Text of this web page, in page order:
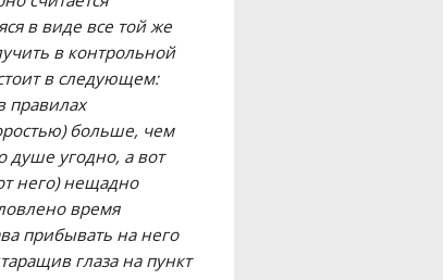
в виде все той же
в контрольной
в следующем:
правилах
больше, чем
душе угодно, а вот
него) нещадно
время
прибывать на него
глаза на пункт